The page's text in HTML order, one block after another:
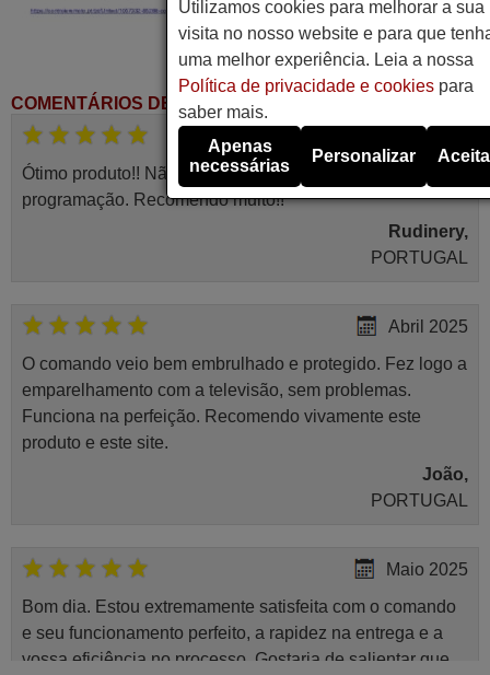
COMENTÁRIOS DE CLIENTES
Julho 2025
Ótimo produto!! Não precisa fazer nenhuma
programação. Recomendo muito!!
Rudinery,
PORTUGAL
Abril 2025
O comando veio bem embrulhado e protegido. Fez logo a
emparelhamento com a televisão, sem problemas.
Funciona na perfeição. Recomendo vivamente este
produto e este site.
João,
PORTUGAL
Maio 2025
Bom dia. Estou extremamente satisfeita com o comando
e seu funcionamento perfeito, a rapidez na entrega e a
vossa eficiência no processo. Gostaria de salientar que
Utilizamos cookies para melhorar a sua
visita no nosso website e para que
uma melhor experiência. Leia a nossa
Política de privacidade e cookiespara
saber mais.
Apenas
necessárias
Personalizar